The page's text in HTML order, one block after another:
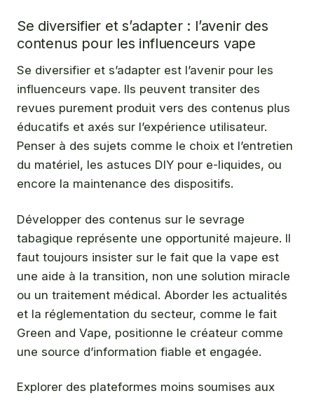
Se diversifier et s’adapter : l’avenir des
contenus pour les influenceurs vape
Se diversifier et s’adapter est l’avenir pour les
influenceurs vape. Ils peuvent transiter des
revues purement produit vers des contenus plus
éducatifs et axés sur l’expérience utilisateur.
Penser à des sujets comme le choix et l’entretien
du matériel, les astuces DIY pour e-liquides, ou
encore la maintenance des dispositifs.
Développer des contenus sur le sevrage
tabagique représente une opportunité majeure. Il
faut toujours insister sur le fait que la vape est
une aide à la transition, non une solution miracle
ou un traitement médical. Aborder les actualités
et la réglementation du secteur, comme le fait
Green and Vape, positionne le créateur comme
une source d’information fiable et engagée.
Explorer des plateformes moins soumises aux